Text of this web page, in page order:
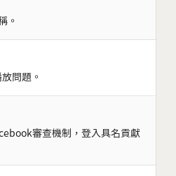
。
問題。
審查機制，登入具名貢獻